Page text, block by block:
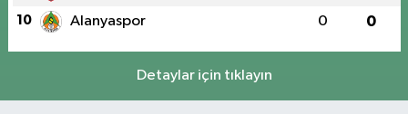
10 Alanyaspor 0 0
Detaylar için tıklayın